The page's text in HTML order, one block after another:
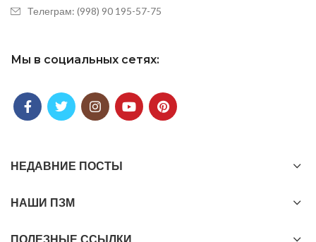
с двигателями,
оборудованными системами
работающими на
Телеграм: (998) 90 195-57-75
Мы в социальных сетях:
НЕДАВНИЕ ПОСТЫ
НАШИ ПЗМ